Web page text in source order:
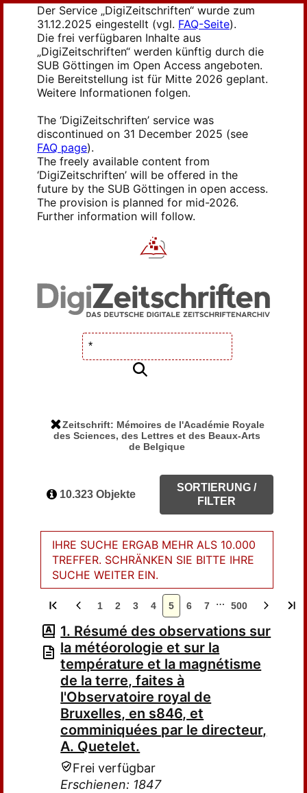
Der Service „DigiZeitschriften“ wurde zum
31.12.2025 eingestellt (vgl. FAQ-Seite).
Die frei verfügbaren Inhalte aus
„DigiZeitschriften“ werden künftig durch die
SUB Göttingen im Open Access angeboten.
Die Bereitstellung ist für Mitte 2026 geplant.
Weitere Informationen folgen.
The ‘DigiZeitschriften’ service was
discontinued on 31 December 2025 (see
FAQ page).
The freely available content from
‘DigiZeitschriften’ will be offered in the
future by the SUB Göttingen in open access.
The provision is planned for mid-2026.
Further information will follow.
Zeitschrift: Mémoires de l'Académie Royale
des Sciences, des Lettres et des Beaux-Arts
de Belgique
10.323 Objekte
SORTIERUNG /
FILTER
IHRE SUCHE ERGAB MEHR ALS 10.000
TREFFER. SCHRÄNKEN SIE BITTE IHRE
SUCHE WEITER EIN.
1 2 3 4 5 6 7 … 500
1. Résumé des observations sur
la météorologie et sur la
température et la magnétisme
de la terre, faites à
l'Observatoire royal de
Bruxelles, en s846, et
comminiquées par le directeur,
A. Quetelet.
Frei verfügbar
Erschienen: 1847